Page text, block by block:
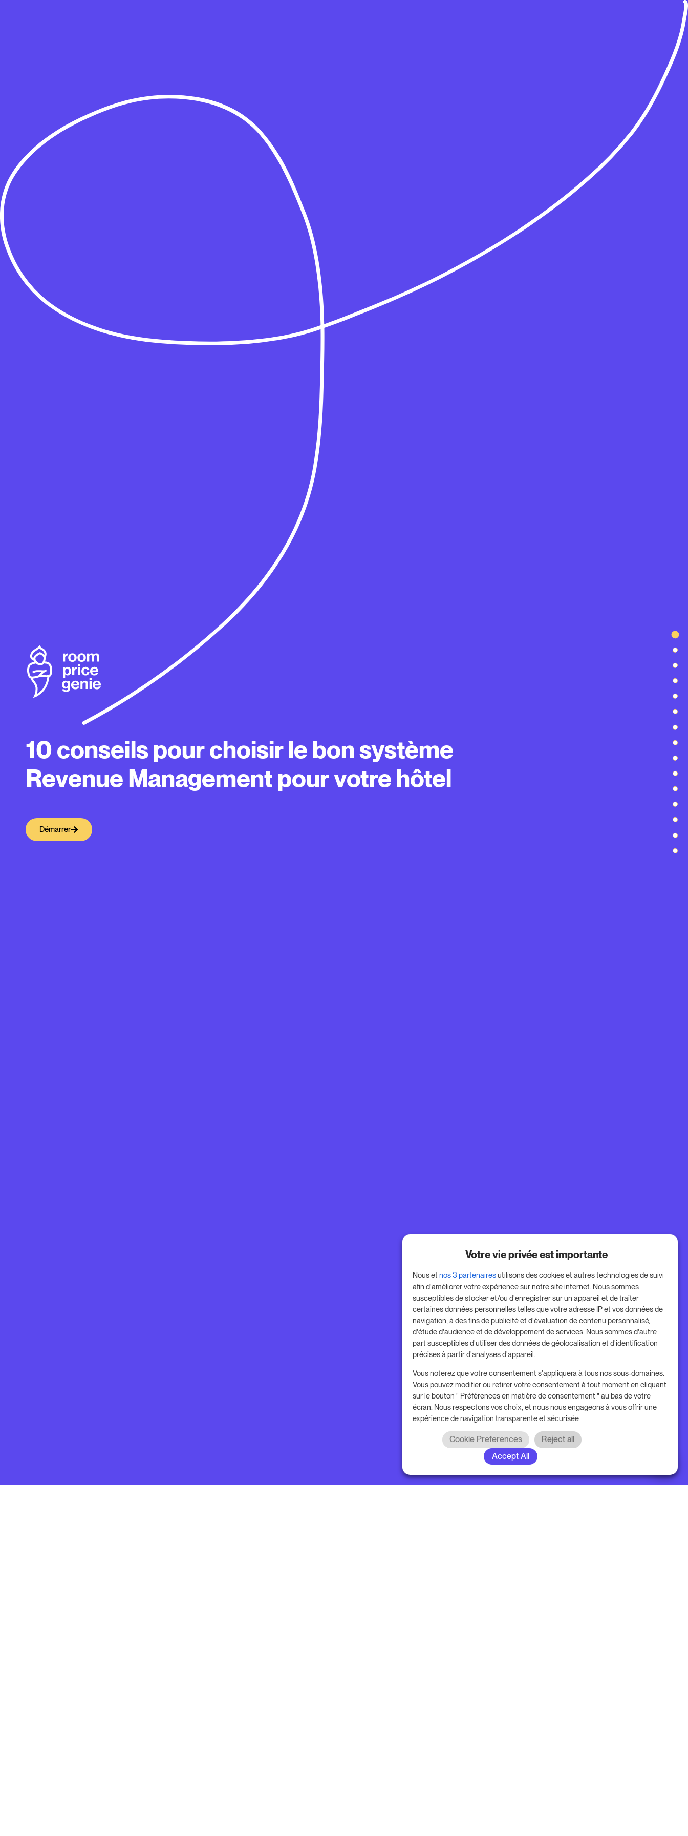
10 conseils pour choisir le bon système
Revenue Management pour votre hôtel
Démarrer
Votre vie privée est importante
Nous etnos 3 partenairesutilisons des cookies et autres technologies de suivi
afin d'améliorer votre expérience sur notre site internet. Nous sommes
susceptibles de stocker et/ou d'enregistrer sur un appareil et de traiter
certaines données personnelles telles que votre adresse IP et vos données de
navigation, à des fins de publicité et d'évaluation de contenu personnalisé,
d'étude d'audience et de développement de services. Nous sommes d'autre
part susceptibles d'utiliser des données de géolocalisation et d'identification
précises à partir d'analyses d'appareil.
Vous noterez que votre consentement s'appliquera à tous nos sous-domaines.
Vous pouvez modifier ou retirer votre consentement à tout moment en cliquant
sur le bouton " Préférences en matière de consentement " au bas de votre
écran. Nous respectons vos choix, et nous nous engageons à vous offrir une
expérience de navigation transparente et sécurisée.
Cookie Preferences
Reject all
Accept All